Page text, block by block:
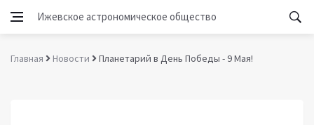
Ижевское астрономическое общество
Главная Новости Планетарий в День Победы - 9 Мая!